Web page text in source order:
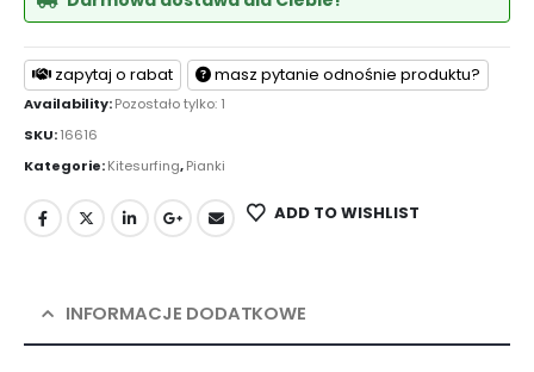
zapytaj o rabat masz pytanie odnośnie produktu?
Availability:Pozostało tylko: 1
SKU:16616
Kategorie:Kitesurfing,Pianki
ADD TO WISHLIST
INFORMACJE DODATKOWE